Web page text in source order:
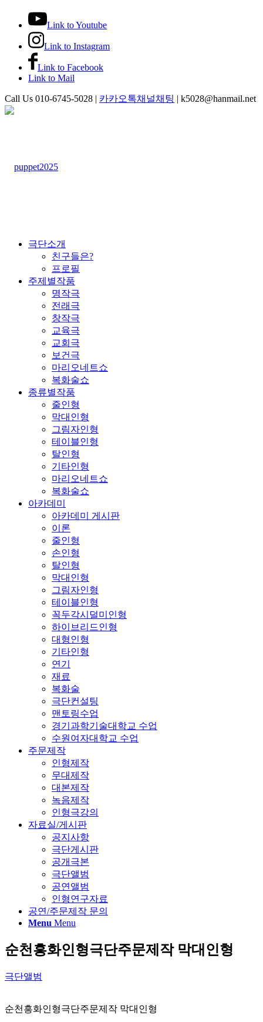
Link to Youtube
Link to Instagram
Link to Facebook
Link to Mail
Call Us 010-6745-5028 | 카카오톡채널채팅 | k5028@hanmail.net
극단소개
친구들은?
프로필
주제별작품
명작극
전래극
창작극
교육극
교회극
보건극
마리오네트쇼
복화술쇼
종류별작품
줄인형
막대인형
그림자인형
테이블인형
탈인형
기타인형
마리오네트쇼
복화술쇼
아카데미
아카데미 게시판
이론
줄인형
손인형
탈인형
막대인형
그림자인형
테이블인형
꼭두각시덜미인형
하이브리드인형
대형인형
기타인형
연기
재료
복화술
극단컨설팅
맨토링수업
경기과학기술대학교 수업
수원여자대학교 수업
주문제작
인형제작
무대제작
대본제작
녹음제작
인형극강의
자료실/게시판
공지사항
극단게시판
공개극본
극단앨범
공연앨범
인형연구자료
공연/주문제작 문의
Menu Menu
순천흥화인형극단주문제작 막대인형
극단앨범
순천흥화인형극단주문제작 막대인형